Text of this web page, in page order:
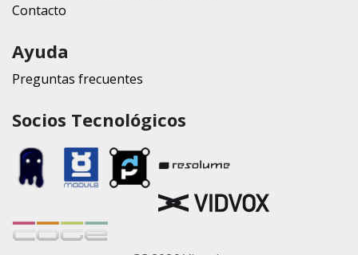
Contacto
Ayuda
Preguntas frecuentes
Socios Tecnológicos